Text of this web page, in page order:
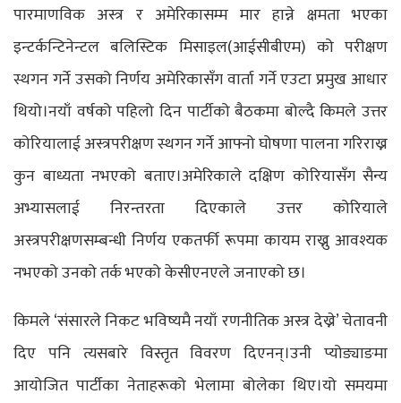
पारमाणविक अस्त्र र अमेरिकासम्म मार हान्ने क्षमता भएका
इन्टर्कन्टिनेन्टल बलिस्टिक मिसाइल(आईसीबीएम) को परीक्षण
स्थगन गर्ने उसको निर्णय अमेरिकासँग वार्ता गर्ने एउटा प्रमुख आधार
थियो।नयाँ वर्षको पहिलो दिन पार्टीको बैठकमा बोल्दै किमले उत्तर
कोरियालाई अस्त्रपरीक्षण स्थगन गर्ने आफ्नो घोषणा पालना गरिराख्न
कुन बाध्यता नभएको बताए।अमेरिकाले दक्षिण कोरियासँग सैन्य
अभ्यासलाई निरन्तरता दिएकाले उत्तर कोरियाले
अस्त्रपरीक्षणसम्बन्धी निर्णय एकतर्फी रूपमा कायम राख्नु आवश्यक
नभएको उनको तर्क भएको केसीएनएले जनाएको छ।
किमले ‘संसारले निकट भविष्यमै नयाँ रणनीतिक अस्त्र देख्ने’ चेतावनी
दिए पनि त्यसबारे विस्तृत विवरण दिएनन्।उनी प्योङ्याङमा
आयोजित पार्टीका नेताहरूको भेलामा बोलेका थिए।यो समयमा